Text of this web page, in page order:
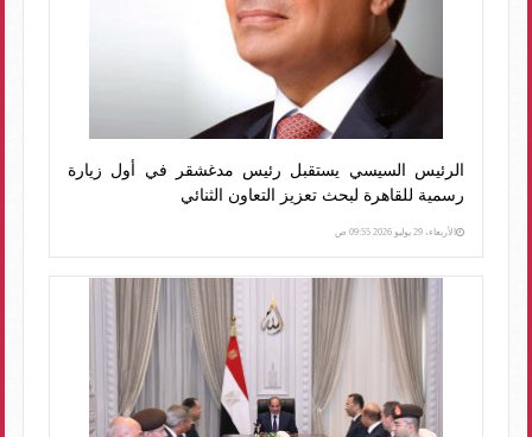
الرئيس السيسي يستقبل رئيس مدغشقر في أول زيارة
رسمية للقاهرة لبحث تعزيز التعاون الثنائي
الأربعاء، 29 يوليو 2026 09:55 ص